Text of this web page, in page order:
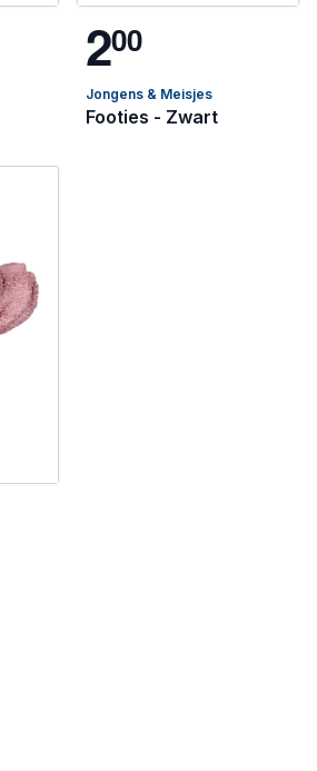
200
Jongens & Meisjes
Footies - Zwart